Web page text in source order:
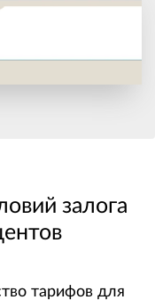
залога
тарифов для